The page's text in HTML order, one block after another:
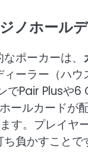
ノホール
ポーカーは、
ィーラー（ハ
Pair Plusや6
ールカードが
す。プレイヤ
負かすことで